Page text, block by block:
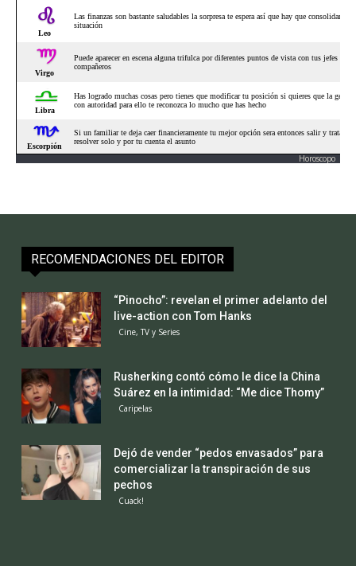
Horoscopo
RECOMENDACIONES DEL EDITOR
“Pinocho”: revelan el primer adelanto del
live-action con Tom Hanks
Cine, TV y Series
Rusherking contó cómo le dice la China
Suárez en la intimidad: “Me dice Thomy”
Caripelas
Dejó de vender “pedos envasados” para
comercializar la transpiración de sus
pechos
Cuack!